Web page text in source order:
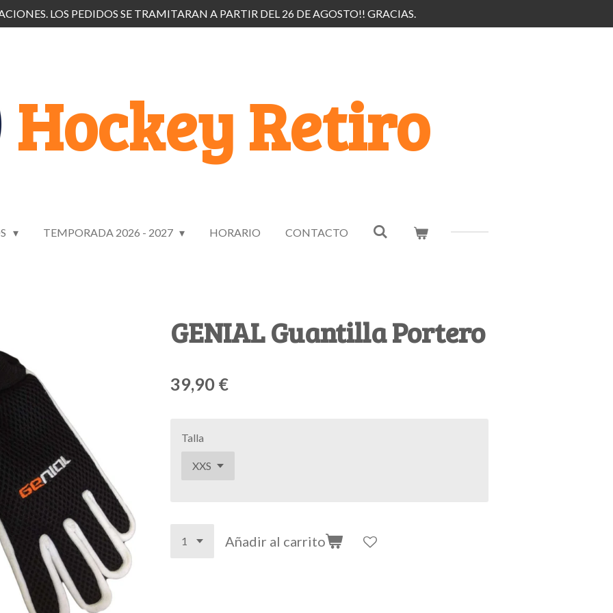
LOS PEDIDOS SE TRAMITARAN A PARTIR DEL 26 DE AGOSTO!! GRACIAS.
Hockey Retiro
TEMPORADA 2026 - 2027 HORARIO CONTACTO
GENIAL Guantilla Portero
39,90 €
Talla
Añadir al carrito